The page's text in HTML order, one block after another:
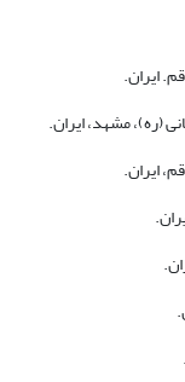
ایران.
(ره)، مشهد، ایران.
ایران.